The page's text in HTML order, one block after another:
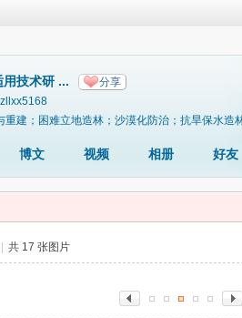
技术研 ... 分享
重建；困难立地造林；沙漠化防治；抗旱保水
博文 视频 相册 好友
共 17 张图片